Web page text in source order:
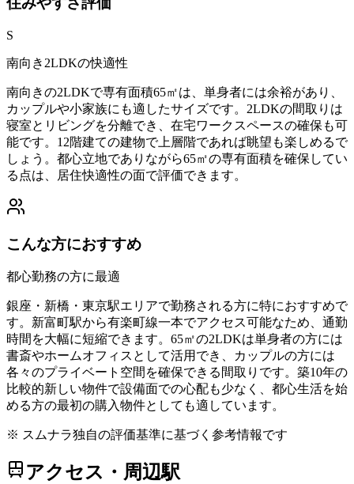
S
南向き2LDKの快適性
南向きの2LDKで専有面積65㎡は、単身者には余裕があり、
カップルや小家族にも適したサイズです。2LDKの間取りは
寝室とリビングを分離でき、在宅ワークスペースの確保も可
能です。12階建ての建物で上層階であれば眺望も楽しめるで
しょう。都心立地でありながら65㎡の専有面積を確保してい
る点は、居住快適性の面で評価できます。
こんな方におすすめ
都心勤務の方に最適
銀座・新橋・東京駅エリアで勤務される方に特におすすめで
す。新富町駅から有楽町線一本でアクセス可能なため、通勤
時間を大幅に短縮できます。65㎡の2LDKは単身者の方には
書斎やホームオフィスとして活用でき、カップルの方には
各々のプライベート空間を確保できる間取りです。築10年の
比較的新しい物件で設備面での心配も少なく、都心生活を始
める方の最初の購入物件としても適しています。
※ スムナラ独自の評価基準に基づく参考情報です
アクセス・周辺駅